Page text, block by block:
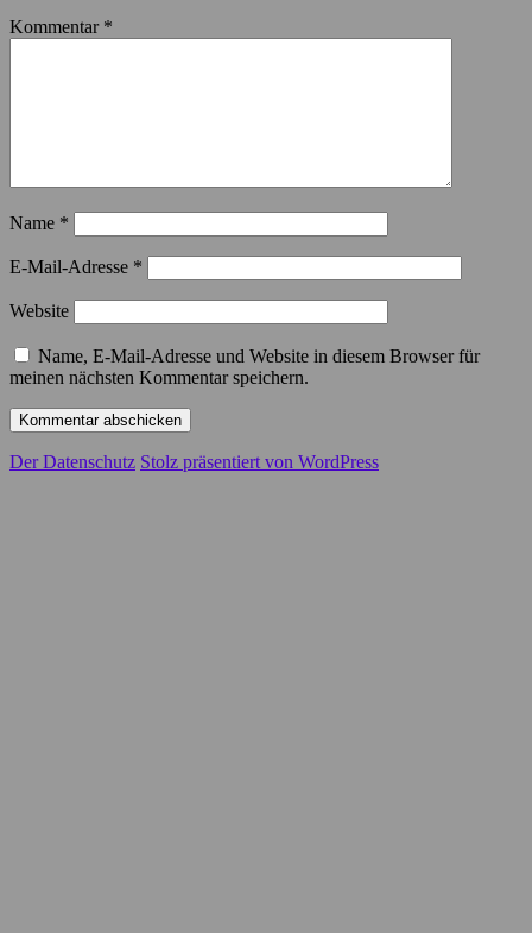
Kommentar *
Name *
E-Mail-Adresse *
Website
Name, E-Mail-Adresse und Website in diesem Browser für
meinen nächsten Kommentar speichern.
Der Datenschutz Stolz präsentiert von WordPress